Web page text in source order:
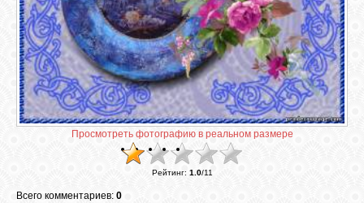
УЧЕНИКОВ
МАГАЗИН
FAQ
Просмотреть фотографию в реальном размере
Рейтинг: 1.0/11
Всего комментариев: 0